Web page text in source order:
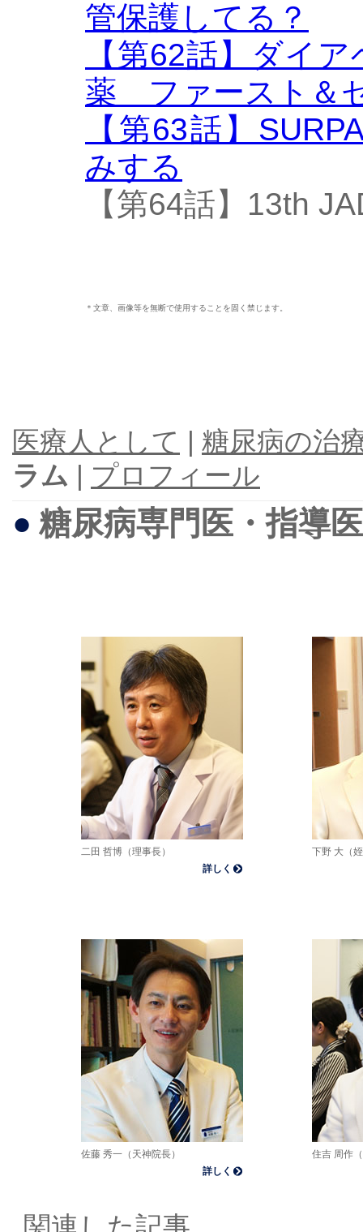
管保護してる？
【第62話】ダイ
薬 ファースト＆
【第63話】
みする
【第64話】13th
＊文章、画像等を無断で使用することを固く禁じます。
医療人として | 糖尿病の治
ラム | プロフィール
● 糖尿病専門医・指導
二田 哲博（理事長）
詳しく
下野 大（
佐藤 秀一（天神院長）
詳しく
住吉 周作